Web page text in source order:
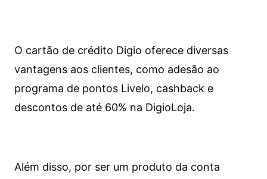
O cartão de crédito Digio oferece diversas
vantagens aos clientes, como adesão ao
programa de pontos Livelo, cashback e
descontos de até 60% na DigioLoja.
Além disso, por ser um produto da conta